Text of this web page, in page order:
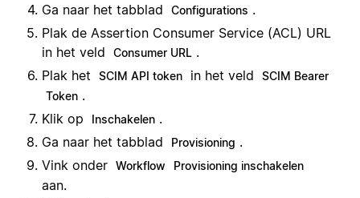
Ga naar het tabblad
Configurations .
Plak de Assertion Consumer Service (ACL) URL
in het veld
Consumer URL .
Plak het
SCIM API token in het veld
SCIM Bearer
Token .
Klik op
Inschakelen .
Ga naar het tabblad
Provisioning .
Vink onder Workflow Provisioning inschakelen
aan.